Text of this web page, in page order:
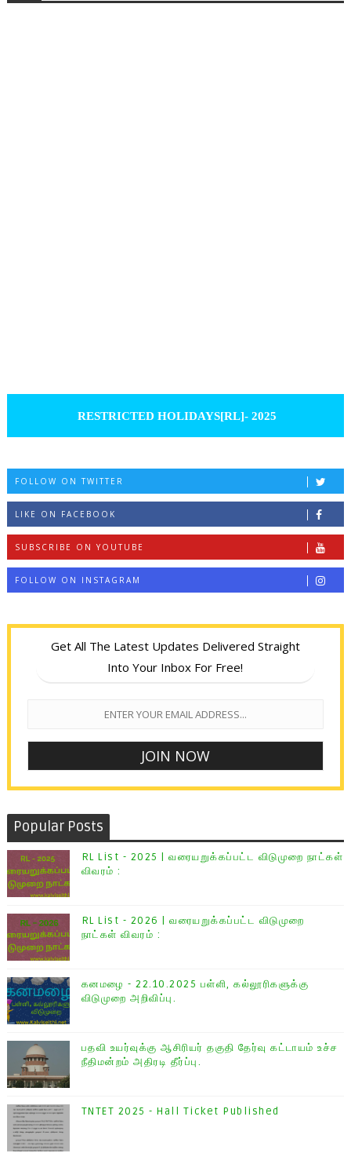
RESTRICTED HOLIDAYS[RL]- 2025
FOLLOW ON TWITTER
LIKE ON FACEBOOK
SUBSCRIBE ON YOUTUBE
FOLLOW ON INSTAGRAM
Get All The Latest Updates Delivered Straight
Into Your Inbox For Free!
Popular Posts
RL List - 2025 | வரையறுக்கப்பட்ட விடுமுறை நாட்கள்
விவரம் :
RL List - 2026 | வரையறுக்கப்பட்ட விடுமுறை
நாட்கள் விவரம் :
கனமழை - 22.10.2025 பள்ளி, கல்லூரிகளுக்கு
விடுமுறை அறிவிப்பு.
பதவி உயர்வுக்கு ஆசிரியர் தகுதி தேர்வு கட்டாயம் உச்ச
நீதிமன்றம் அதிரடி தீர்ப்பு.
TNTET 2025 - Hall Ticket Published